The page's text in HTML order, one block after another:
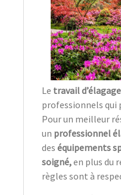
Le travail d’élagage
professionnels qui
Pour un meilleur
un professionnel
des équipements
soigné,en plus du
règles sont à